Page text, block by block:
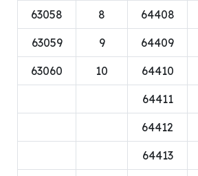
64408
8
63058
64409
9
63059
64410
10
63060
64411
64412
64413